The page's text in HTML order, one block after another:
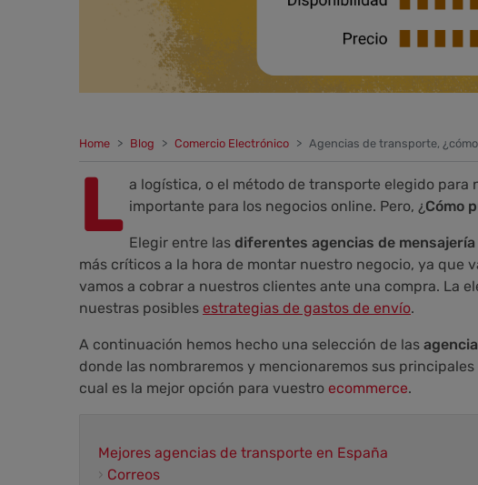
Home Blog Comercio Electrónico Agencias de transporte,
L a logística, o el método de transporte elegido
importante para los negocios online. Pero, ¿Cómo
Elegir entre las diferentes agencias de mensajería
más críticos a la hora de montar nuestro negocio, ya que
vamos a cobrar a nuestros clientes ante una compra. La
nuestras posibles estrategias de gastos de envío.
A continuación hemos hecho una selección de las
donde las nombraremos y mencionaremos sus
cual es la mejor opción para vuestro ecommerce.
Mejores agencias de transporte en España
› Correos